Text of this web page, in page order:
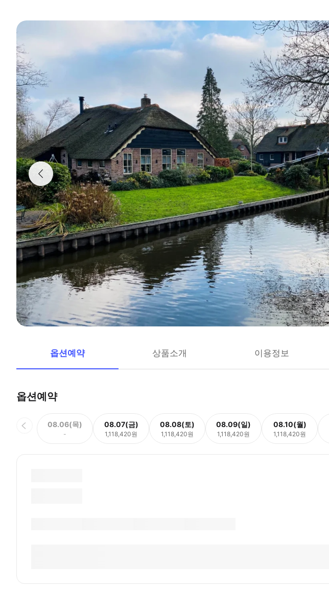
옵션예약 상품소개 이용정보
옵션예약
08.06(목)
-
08.07(금)
1,118,420원
08.08(토)
1,118,420원
08.09(일)
1,118,420원
08.10(월)
1,118,420원